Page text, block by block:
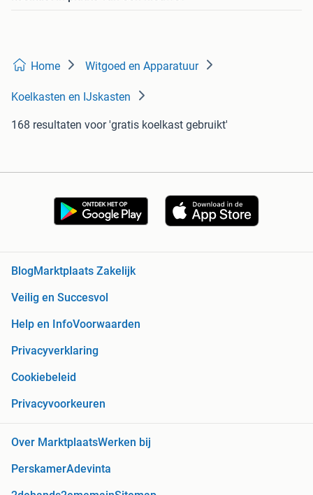
Home Witgoed en Apparatuur
Koelkasten en IJskasten
168 resultaten voor 'gratis koelkast gebruikt'
BlogMarktplaats Zakelijk
Veilig en Succesvol
Help en InfoVoorwaarden
Privacyverklaring
Cookiebeleid
Privacyvoorkeuren
Over MarktplaatsWerken bij
PerskamerAdevinta